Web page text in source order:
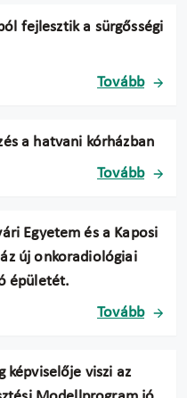
fejlesztik a sürgősségi
Tovább
a hatvani kórházban
Tovább
Egyetem és a Kaposi
új onkoradiológiai
épületét.
Tovább
képviselője viszi az